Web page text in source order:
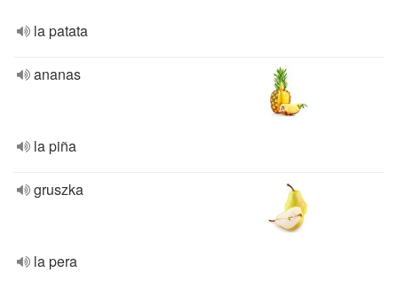
la patata
ananas
la piña
gruszka
la pera